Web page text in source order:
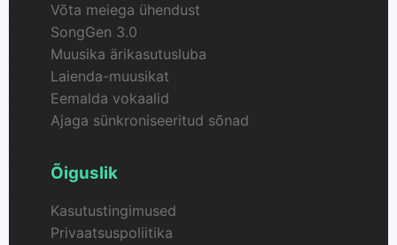
Võta meiega ühendust
SongGen 3.0
Muusika ärikasutusluba
Laienda-muusikat
Eemalda vokaalid
Ajaga sünkroniseeritud sõnad
Õiguslik
Kasutustingimused
Privaatsuspoliitika